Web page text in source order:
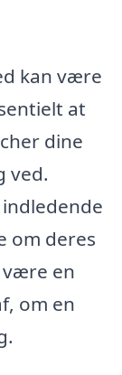
kan være
at
dine
ved.
om deres
en
om en